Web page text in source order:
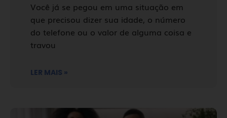
Você já se pegou em uma situação em
que precisou dizer sua idade, o número
do telefone ou o valor de alguma coisa e
travou
LER MAIS »